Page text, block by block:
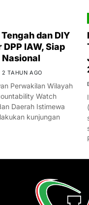
dan DIY
IAW, Siap
2 TAHUN AGO
Perwakilan Wilayah
Watch
Daerah Istimewa
kunjungan